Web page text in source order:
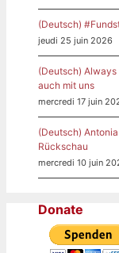
(Deutsch)
jeudi 25 juin 2026
(Deutsch)
auch mit uns
mercredi 17 juin
(Deutsch) Antonia
Rückschau
mercredi 10 juin
Donate